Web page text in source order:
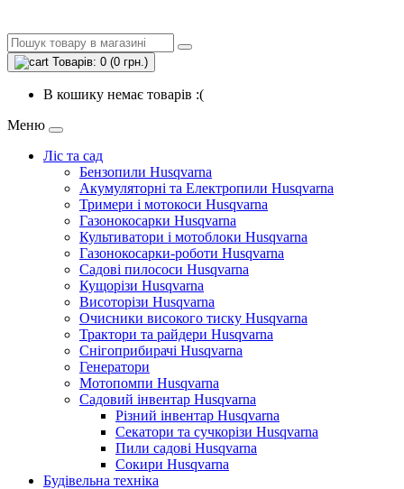
Товарів: 0 (0 грн.)
В кошику немає товарів :(
Меню
Ліс та сад
Бензопили Husqvarna
Акумуляторні та Електропили Husqvarna
Тримери і мотокоси Husqvarna
Газонокосарки Husqvarna
Культиватори і мотоблоки Husqvarna
Газонокосарки-роботи Husqvarna
Садові пилососи Husqvarna
Кущорізи Husqvarna
Висоторізи Husqvarna
Очисники високого тиску Husqvarna
Трактори та райдери Husqvarna
Снігоприбирачі Husqvarna
Генератори
Мотопомпи Husqvarna
Садовий інвентар Husqvarna
Різний інвентар Husqvarna
Секатори та сучкорізи Husqvarna
Пили садові Husqvarna
Сокири Husqvarna
Будівельна техніка